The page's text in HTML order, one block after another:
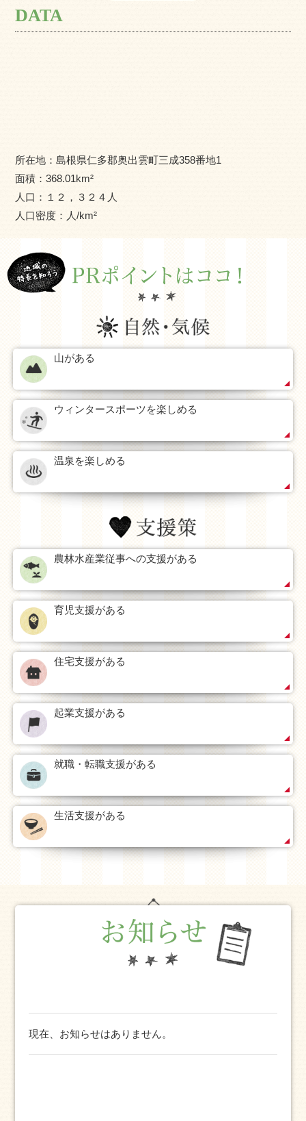
を生産しています。
また、豊かな自然と気候に恵まれて育ったお米はブランド
DATA
所在地：島根県仁多郡奥出雲町三成358番地1
面積：368.01km²
人口： １２，３２４ 人
人口密度： 人/km²
山がある
ウィンタースポーツを楽しめる
温泉を楽しめる
農林水産業従事への支援がある
育児支援がある
住宅支援がある
起業支援がある
就職・転職支援がある
生活支援がある
現在、お知らせはありません。